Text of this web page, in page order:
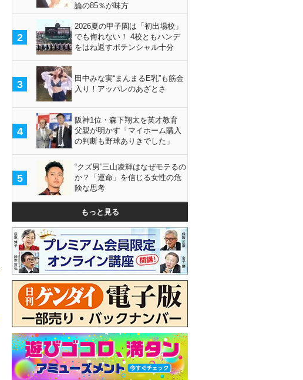
論の85％が味方
2
2026夏の甲子園は「初出場校」
でも侮れない！ 4校ともハンデ
をはね返すポテンシャル十分
3
田中みな実“まんまるE乳”も筋金
入り！アッパレのあざとさ
4
阪神1位・森下翔太を英才教育
父親が明かす「マイホーム購入
の判断も野球ありきでした」
5
“クズ男”三山凌輝はなぜモテるの
か？「運命」を信じる女性の危
険な思考
もっと見る